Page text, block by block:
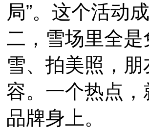
局”。这个活动
二，雪场里全是
雪、拍美照，
容。一个热点，
品牌身上。